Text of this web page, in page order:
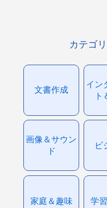
カテゴ
文書作成
イン
ト
画像＆サウン
ド
ビ
家庭＆趣味 学